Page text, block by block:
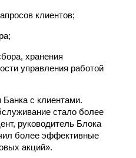
клиентов;
хранения
управления работой
с клиентами.
стало более
руководитель Блока
более эффективные
акций».